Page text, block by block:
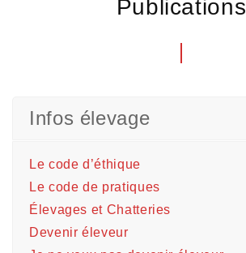
Publications
Infos élevage
Le code d’éthique
Le code de pratiques
Élevages et Chatteries
Devenir éleveur